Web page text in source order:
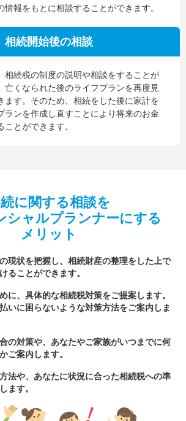
情報をもとに相談することができます。
相続開始後の相談
相続税の制度の説明や相談をすることが
亡くなられた後のライフプランを再度見
ます。そのため、相続をした後に家計を
ランを作成し直すことにより将来のお金
とができます。
に関する相談を
シャルプランナーにする
メリット
現状を把握し、相続財産の整理をした上で
ることができます。
に、具体的な相続税対策をご提案します。
いに困らないような対策方法をご案内しま
の対策や、あなたやご家族がいつまでに何
ご案内します。
法や、あなたに状況に合った相続税への準
ます。